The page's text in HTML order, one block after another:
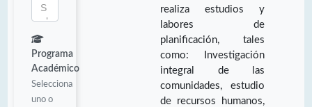
Programa
Académico
Selecciona
uno o
realiza estudios y
labores de
planificación, tales
como: Investigación
integral de las
comunidades, estudio
de recursos humanos,